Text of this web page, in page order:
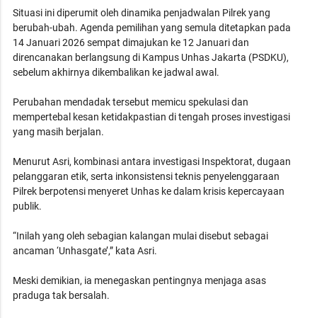
Situasi ini diperumit oleh dinamika penjadwalan Pilrek yang
berubah-ubah. Agenda pemilihan yang semula ditetapkan pada
14 Januari 2026 sempat dimajukan ke 12 Januari dan
direncanakan berlangsung di Kampus Unhas Jakarta (PSDKU),
sebelum akhirnya dikembalikan ke jadwal awal.
Perubahan mendadak tersebut memicu spekulasi dan
mempertebal kesan ketidakpastian di tengah proses investigasi
yang masih berjalan.
Menurut Asri, kombinasi antara investigasi Inspektorat, dugaan
pelanggaran etik, serta inkonsistensi teknis penyelenggaraan
Pilrek berpotensi menyeret Unhas ke dalam krisis kepercayaan
publik.
“Inilah yang oleh sebagian kalangan mulai disebut sebagai
ancaman ‘Unhasgate’,” kata Asri.
Meski demikian, ia menegaskan pentingnya menjaga asas
praduga tak bersalah.